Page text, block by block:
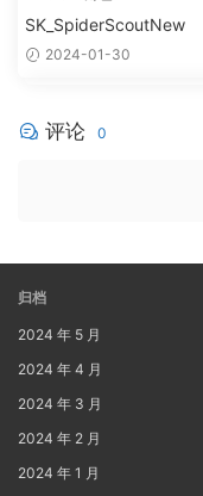
SK_SpiderScoutNew
2024-01-30
评论 0
归档
2024 年 5 月
2024 年 4 月
2024 年 3 月
2024 年 2 月
2024 年 1 月